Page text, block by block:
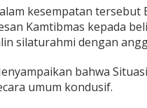
s
e
k
k
u
kesempatan tersebut
Kamtibmas kepada
silaturahmi dengan
bahwa
umum kondusif.